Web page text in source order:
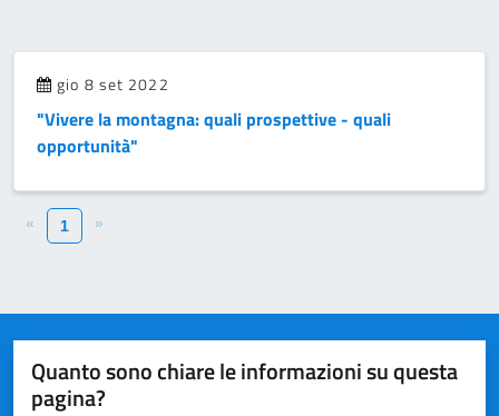
gio 8 set 2022
"Vivere la montagna: quali prospettive - quali
opportunità"
« 1 »
Quanto sono chiare le informazioni su questa
pagina?